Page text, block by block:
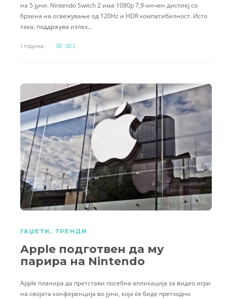
на 5 јуни. Nintendo Switch 2 има 1080p 7,9-инчен дисплеј со
брзина на освежување од 120Hz и HDR компатибилност. Исто
така, поддржува излез…
1 година 823
ГАЏЕТИ , ТРЕНДИ
Apple подготвен да му
парира на Nintendo
Apple планира да претстави посебна апликација за видео игри
на својата конференција во јуни, која ќе биде претходно